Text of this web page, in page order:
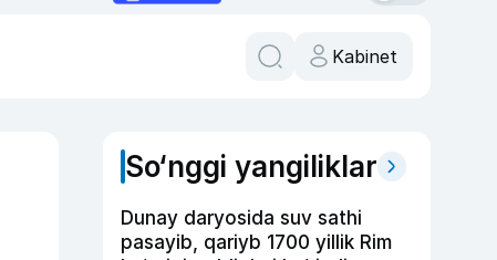
Kabinet
So‘nggi yangiliklar
Dunay daryosida suv sathi
pasayib, qariyb 1700 yillik Rim